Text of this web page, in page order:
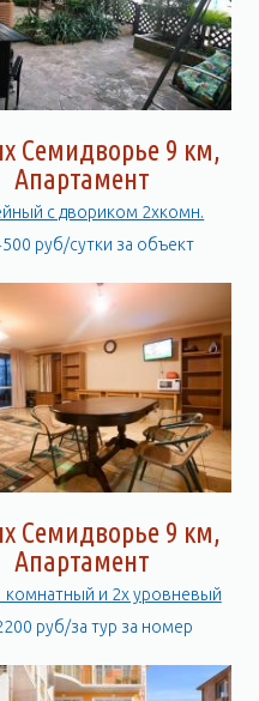
Семидворье 9 км,
Апартамент
с двориком 2хкомн.
руб/сутки за объект
Семидворье 9 км,
Апартамент
комнатный и 2х уровневый
руб/за тур за номер